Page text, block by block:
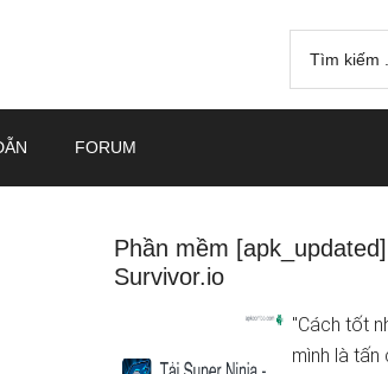
FORUM
Phần mềm
Survivor.io
"Cách tốt
mình là tấn